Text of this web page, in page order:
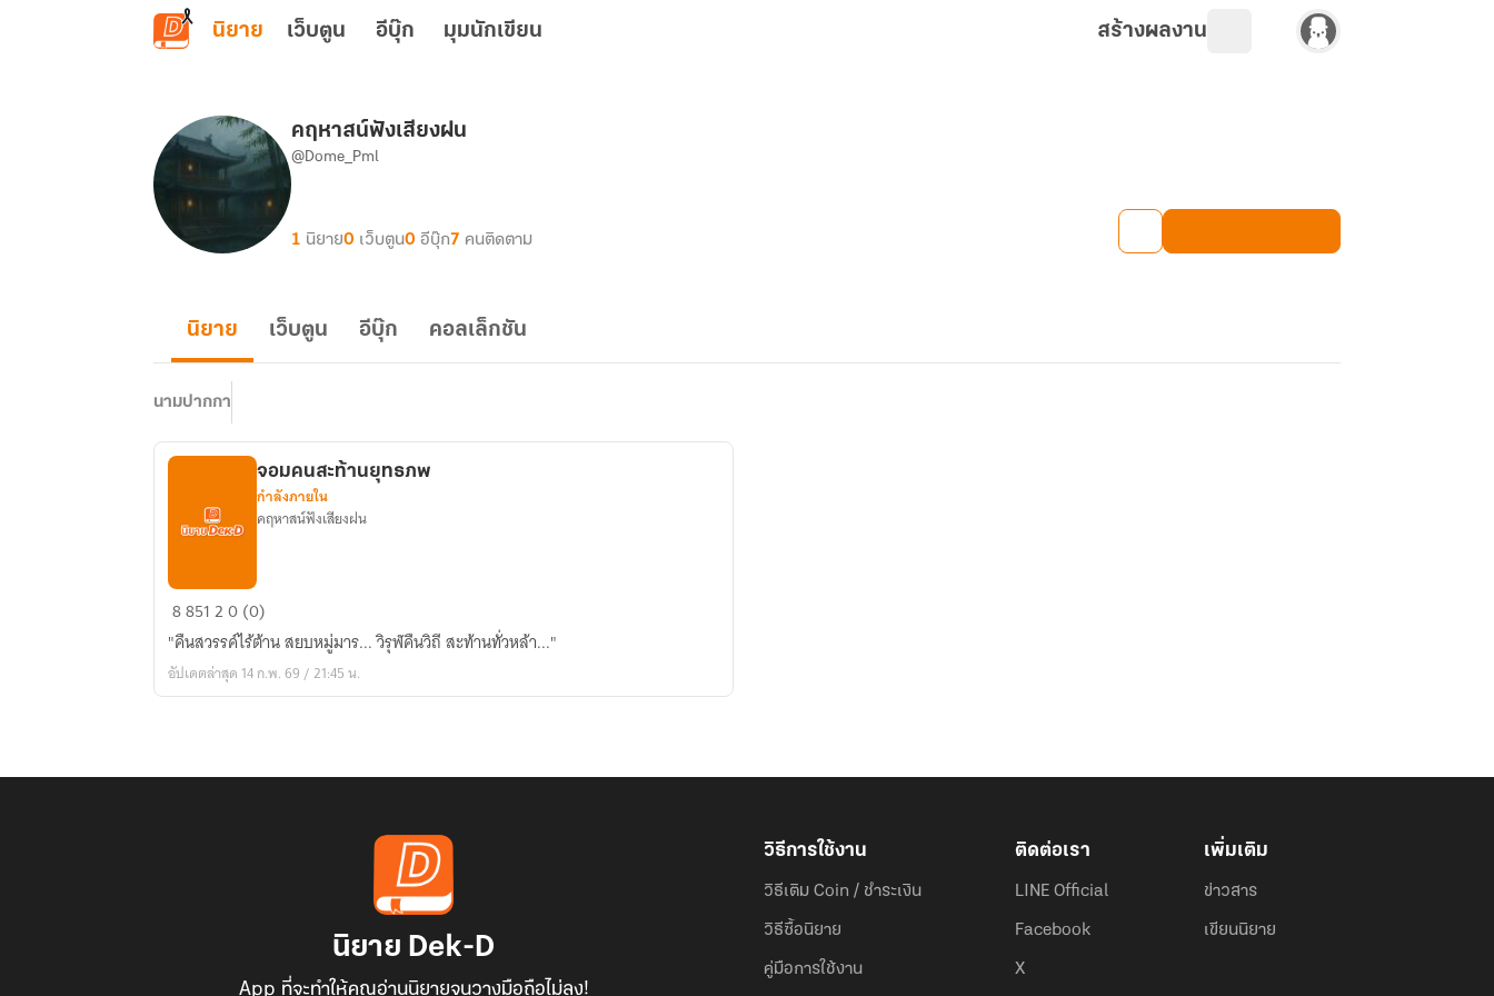
ข้ามไปยังเนื้อหาหลัก
นิยาย เว็บตูน อีบุ๊ก มุมนักเขียน สร้างผลงาน
คฤหาสน์ฟังเสียงฝน
@Dome_Pml
1 นิยาย0 เว็บตูน0 อีบุ๊ก7 คนติดตาม
นิยาย เว็บตูน อีบุ๊ก คอลเล็กชัน
นามปากกา
จอม
คน
สะท้าน
ยุทธ
จอมคนสะท้านยุทธภพ
กำลังภายใน
คฤหาสน์ฟังเสียงฝน
885120 (0)
"คืนสวรรค์ไร้ต้าน สยบหมู่มาร... วิรุฬคืนวิถี สะท้านทั่วหล้า..."
อัปเดตล่าสุด 14 ก.พ. 69 / 21:45 น.
นิยาย Dek-D
App ที่จะทำให้คุณอ่านนิยายจนวางมือถือไม่ลง!
วิธีการใช้งาน
วิธีเติม Coin / ชำระเงิน
วิธีซื้อนิยาย
คู่มือการใช้งาน
ติดต่อเรา
LINE Official
Facebook
X
เพิ่มเติม
ข่าวสาร
เขียนนิยาย